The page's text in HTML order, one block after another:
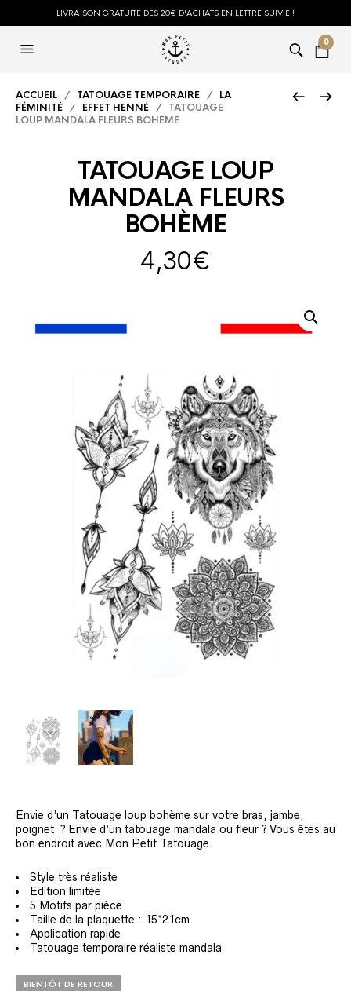
LIVRAISON GRATUITE DÈS 20€ D'ACHATS EN LETTRE SUIVIE !
0
ACCUEIL / TATOUAGE TEMPORAIRE / LA
FÉMINITÉ / EFFET HENNÉ / TATOUAGE
LOUP MANDALA FLEURS BOHÈME
TATOUAGE LOUP
MANDALA FLEURS
BOHÈME
4,30€
Envie d’un Tatouage loup bohème sur votre bras, jambe,
poignet ? Envie d’un tatouage mandala ou fleur ? Vous êtes au
bon endroit avec Mon Petit Tatouage.
Style très réaliste
Edition limitée
5 Motifs par pièce
Taille de la plaquette : 15*21cm
Application rapide
Tatouage temporaire réaliste mandala
BIENTÔT DE RETOUR